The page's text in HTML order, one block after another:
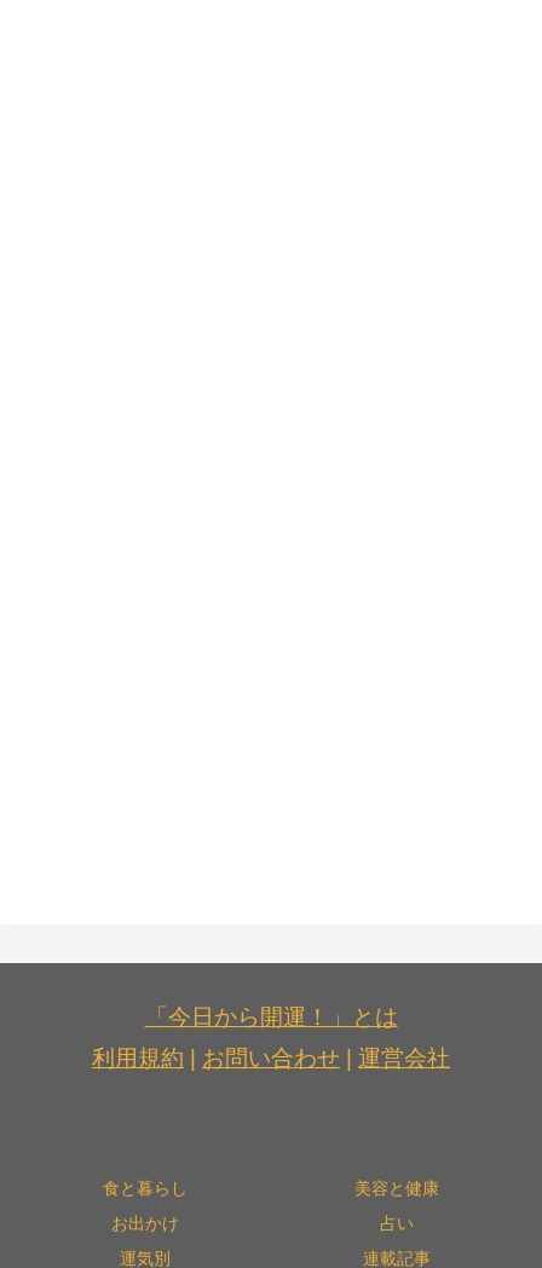
「今日から開運！」とは
利用規約 | お問い合わせ | 運営会社
食と暮らし
美容と健康
お出かけ
占い
運気別
連載記事